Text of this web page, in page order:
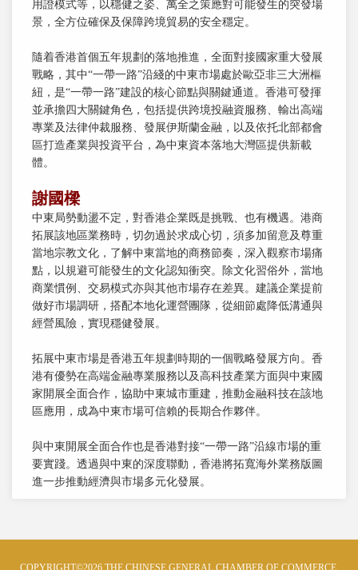
用證模式等，以穩健之姿、萬全之策應對可能發生的突發場
景，全方位確保及保障跨境貿易的安全穩定。
隨着香港首個五年規劃的落地推進，全面對接國家重大發展
戰略，其中“一帶一路”沿綫的中東市場處於歐亞非三大洲樞
紐，是“一帶一路”建設的核心節點與關鍵通道。香港可發揮
並承擔四大關鍵角色，包括提供跨境投融資服務、輸出高端
專業及法律仲裁服務、發展伊斯蘭金融，以及依托北部都會
區打造產業與投資平台，為中東資本落地大灣區提供新載
體。
謝國樑
中東局勢動盪不定，對香港企業既是挑戰、也有機遇。港商
拓展該地區業務時，切勿過於求成心切，須多加留意及尊重
當地宗教文化，了解中東當地的商務節奏，深入觀察市場痛
點，以規避可能發生的文化認知衝突。除文化習俗外，當地
商業慣例、交易模式亦與其他市場存在差異。建議企業提前
做好市場調研，搭配本地化運營團隊，從細節處降低溝通與
經營風險，實現穩健發展。
拓展中東市場是香港五年規劃時期的一個戰略發展方向。香
港有優勢在高端金融專業服務以及高科技產業方面與中東國
家開展全面合作，協助中東城市重建，推動金融科技在該地
區應用，成為中東市場可信賴的長期合作夥伴。
與中東開展全面合作也是香港對接“一帶一路”沿線市場的重
要實踐。透過與中東的深度聯動，香港將拓寬海外業務版圖
進一步推動經濟與市場多元化發展。